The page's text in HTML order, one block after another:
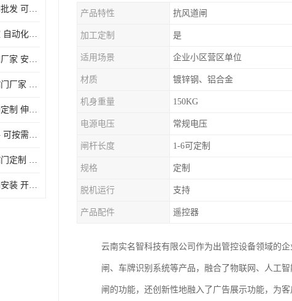
怒江自动电动伸缩门批发 可按需定制
自动电动伸缩门厂家 自动化操作
西双版纳电动伸缩门厂家 安全性高
大理不锈钢电动伸缩门厂家 适合狭窄通道
迪庆遥控电动伸缩门定制 伸缩结构设计
昆明电动伸缩门价格 可按需定制
云南不锈钢电动伸缩门定制 自动化操作
文山自动电动伸缩门安装 开启后占用空间小
产品特性 抗风道闸
加工定制 是
适用场景 企业小区营区单位
材质 镀锌钢、铝合金
机身重量 150KG
电源电压 常规电压
闸杆长度 1-6可定制
规格 定制
脱机运行 支持
产品配件 遥控器
云南实名智科技有限公司作为出管控设备领域的
闸、车牌识别系统等产品，融合了物联网、人工
闸的功能，还创新性地融入了广告展示功能，为